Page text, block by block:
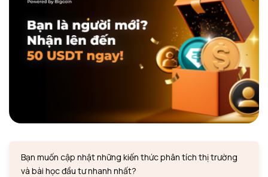
Bạn muốn cập nhật những kiến thức phân tích thị trường
và bài học đầu tư nhanh nhất?